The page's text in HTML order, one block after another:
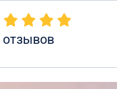
отзывов